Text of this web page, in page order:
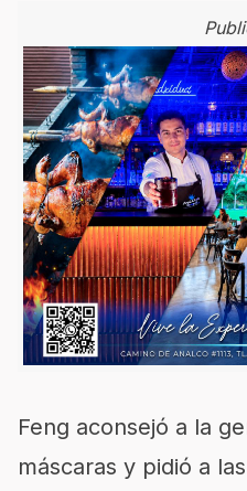
Feng aconsejó a la
máscaras y pidió a